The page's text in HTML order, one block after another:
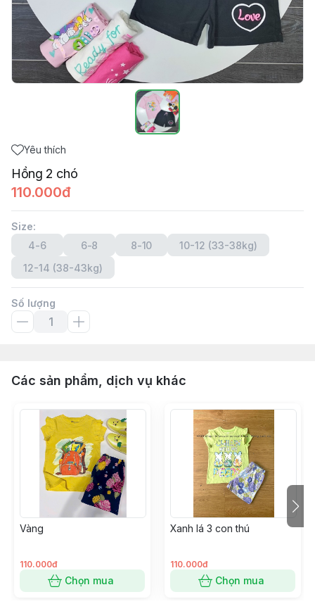
Yêu thích
Hồng 2 chó
110.000đ
Size:
4-6
6-8 8-10
10-12 (33-38kg)
12-14 (38-43kg)
Số lượng
Các sản phẩm, dịch vụ khác
Vàng
110.000đ
Chọn mua
Xanh lá 3 con thú
110.000đ
Chọn mua